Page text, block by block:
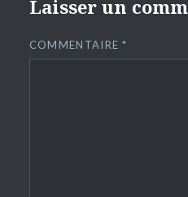
Laisser un
COMMENTAIRE*